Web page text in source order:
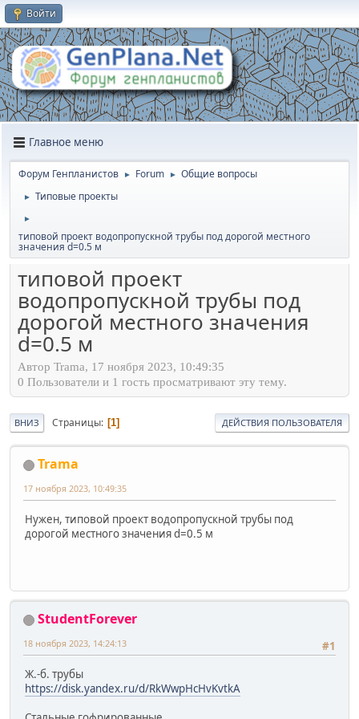
Войти
Главное меню
Форум Генпланистов ► Forum ► Общие вопросы
► Типовые проекты
►
типовой проект водопропускной трубы под дорогой местного
значения d=0.5 м
типовой проект
водопропускной трубы под
дорогой местного значения
d=0.5 м
Автор Trama, 17 ноября 2023, 10:49:35
0 Пользователи и 1 гость просматривают эту тему.
ВНИЗ Страницы 1 ДЕЙСТВИЯ ПОЛЬЗОВАТЕЛЯ
Trama
17 ноября 2023, 10:49:35
Нужен, типовой проект водопропускной трубы под
дорогой местного значения d=0.5 м
StudentForever
#1
18 ноября 2023, 14:24:13
Ж.-б. трубы
https://disk.yandex.ru/d/RkWwpHcHvKvtkA